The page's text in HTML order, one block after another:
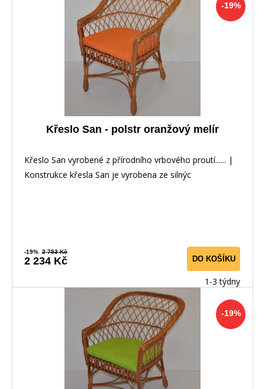
-19%
Křeslo San - polstr oranžový melír
Křeslo San vyrobené z přírodního vrbového proutí...... |
Konstrukce křesla San je vyrobena ze silnýc
-19% 2 753 Kč
2 234 Kč DO KOŠÍKU
1-3 týdny
-19%